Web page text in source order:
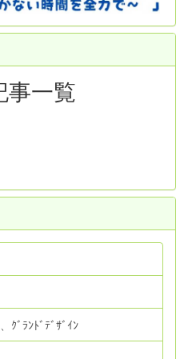
事一覧
ｸﾞﾗﾝﾄﾞﾃﾞｻﾞｲﾝ